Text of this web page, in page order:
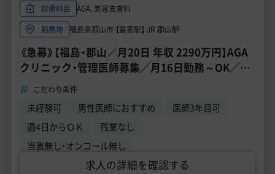
美容クリニックインタビュー
美容医療の転職お役立ち記事
美容医療辞典
よくあるご質問
医師採用ご担当者様・その他問い合わせ
診療科目
AGA、美容皮膚科
勤務地 福島県郡山市 【最寄駅】 JR 郡山駅
《急募》【福島・郡山／月20日 年収 2290万円】AGA
クリニック・管理医師募集／月16日勤務～OK／時
短可能／転居費用相談可能
こだわり条件
未経験可 男性医師におすすめ
医師3年目可
週4日からＯＫ
残業なし
当直無し・オンコール無し
求人の詳細を確認する